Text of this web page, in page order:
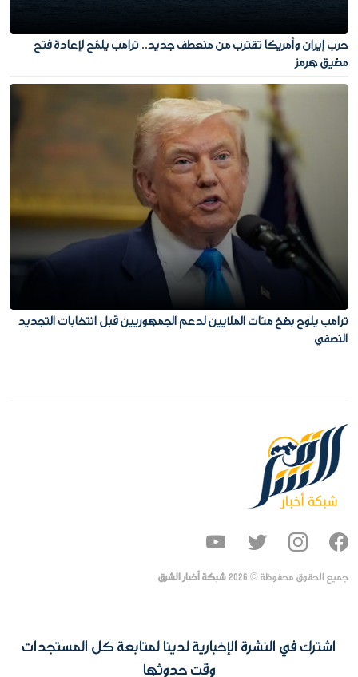
حرب إيران وأمريكا تقترب من منعطف جديد.. ترامب يلمّح لإعادة فتح
مضيق هرمز
ترامب يلوح بضخ مئات الملايين لدعم الجمهوريين قبل انتخابات التجديد
النصفي
جميع الحقوق محفوظة © 2026شبكة أخبار الشرق
اشترك في النشرة الإخبارية لدينا لمتابعة كل المستجدات
وقت حدوثها